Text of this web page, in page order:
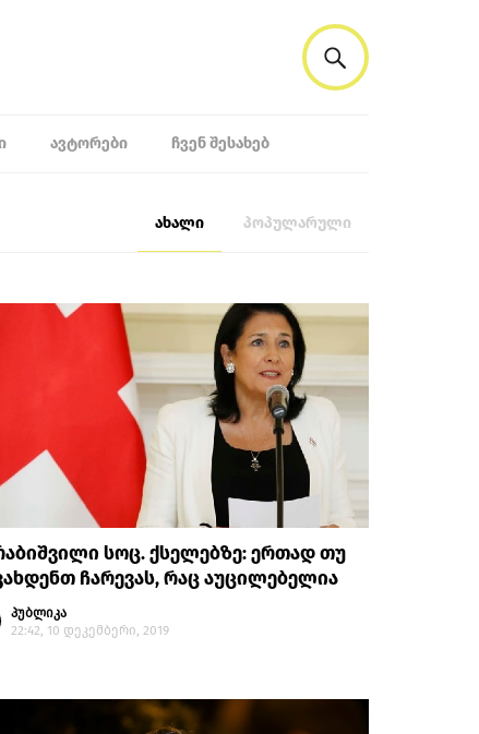
ᲐᲕᲢᲝᲠᲔᲑᲘ ᲩᲕᲔᲜ ᲨᲔᲡᲐᲮᲔᲑ
ახალი პოპულარული
სოც. ქსელებზე: ერთად თუ
ჩარევას, რაც აუცილებელია
პუბლიკა
22:42, 10 დეკემბერი, 2019